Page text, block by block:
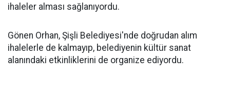
ihaleler alması sağlanıyordu.
Gönen Orhan, Şişli Belediyesi'nde doğrudan alım
ihalelerle de kalmayıp, belediyenin kültür sanat
alanındaki etkinliklerini de organize ediyordu.